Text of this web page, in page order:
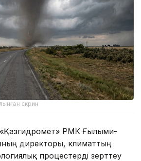
скрин
РМК Ғылыми-
директоры, климаттың
процестерді зерттеу